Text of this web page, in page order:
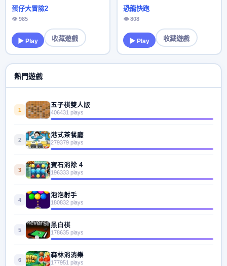
蛋仔大冒險2
👁 985
▶ Play 收藏遊戲
恐龍快跑
👁 808
▶ Play 收藏遊戲
熱門遊戲
1
五子棋雙人版
406431 plays
2
港式茶餐廳
279379 plays
3
寶石消除 4
196333 plays
4
泡泡射手
180832 plays
5
黑白棋
178635 plays
6
森林消消樂
177951 plays